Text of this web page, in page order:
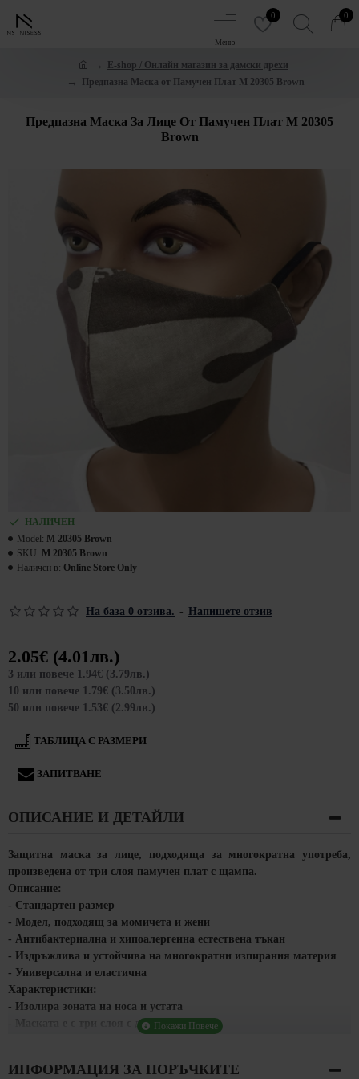
0 0
E-shop / Онлайн магазин за дамски дрехи
Предпазна Маска от Памучен Плат M 20305 Brown
Предпазна Маска За Лице От Памучен Плат M 20305
Brown
НАЛИЧЕН
Model: M 20305 Brown
SKU: M 20305 Brown
Наличен в: Online Store Only
На база 0 отзива. - Напишете отзив
2.05€ (4.01лв.)
3 или повече 1.94€ (3.79лв.)
10 или повече 1.79€ (3.50лв.)
50 или повече 1.53€ (2.99лв.)
ТАБЛИЦА С РАЗМЕРИ
ЗАПИТВАНЕ
ОПИСАНИЕ И ДЕТАЙЛИ
Защитна маска за лице, подходяща за многократна употреба,
произведена от три слоя памучен плат с щампа.
Описание:
- Стандартен размер
- Модел, подходящ за момичета и жени
- Антибактериална и хипоалергенна естествена тъкан
- Издръжлива и устойчива на многократни изпирания материя
- Универсална и еластична
Характеристики:
- Изолира зоната на носа и устата
- Маската е с три слоя с джобче
- Водоустойчива и непропусклива материя
ИНФОРМАЦИЯ ЗА ПОРЪЧКИТЕ